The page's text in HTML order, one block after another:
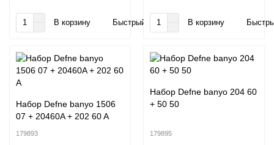
В корзину Быстрый заказ В корзину
Набор Defne banyo 1506
07 + 20460A + 202 60 A
179893
Набор Defne banyo 204 60
+ 50 50
179895